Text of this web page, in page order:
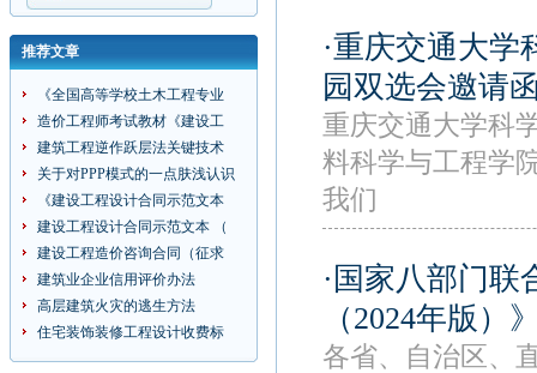
推荐文章
《全国高等学校土木工程专业
造价工程师考试教材《建设工
建筑工程逆作跃层法关键技术
关于对PPP模式的一点肤浅认识
《建设工程设计合同示范文本
建设工程设计合同示范文本 （
建设工程造价咨询合同（征求
建筑业企业信用评价办法
高层建筑火灾的逃生方法
住宅装饰装修工程设计收费标
·重庆交通大学
园双选会邀请
重庆交通大学科
料科学与工程学
我们
·国家八部门
（2024年版）
各省、自治区、